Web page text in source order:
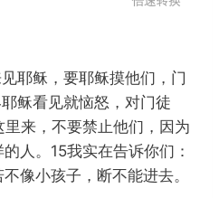
置
耶稣，要耶稣摸他们，门
稣看见就恼怒，对门徒
里来，不要禁止他们，因为
人。15我实在告诉你们：
像小孩子，断不能进去。